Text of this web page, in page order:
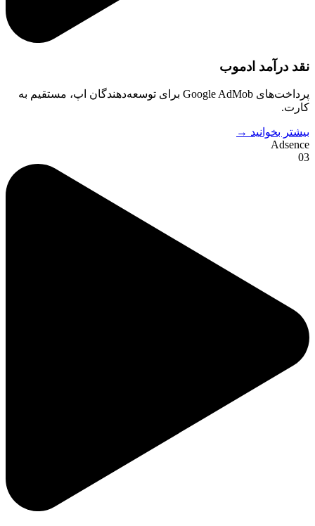
نقد درآمد ادموب
پرداخت‌های Google AdMob برای توسعه‌دهندگان اپ، مستقیم به
کارت.
بیشتر بخوانید →
Adsence
03